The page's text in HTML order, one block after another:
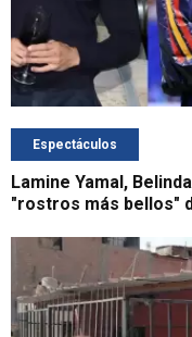
Espectáculos
Lamine Yamal,
"rostros más bellos"